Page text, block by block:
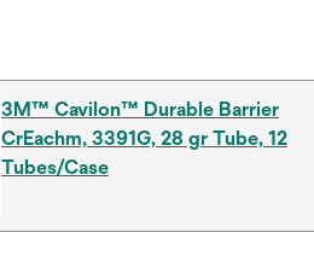
3M™ Cavilon™ Durable Barrier
CrEachm, 3391G, 28 gr Tube, 12
Tubes/Case